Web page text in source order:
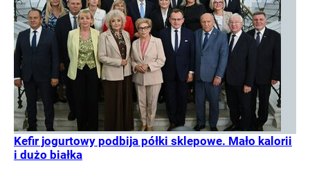
Kefir jogurtowy podbija półki sklepowe. Mało kalorii
i dużo białka